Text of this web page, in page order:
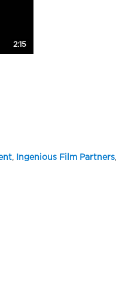
2:15
, Ingenious Film Partners,